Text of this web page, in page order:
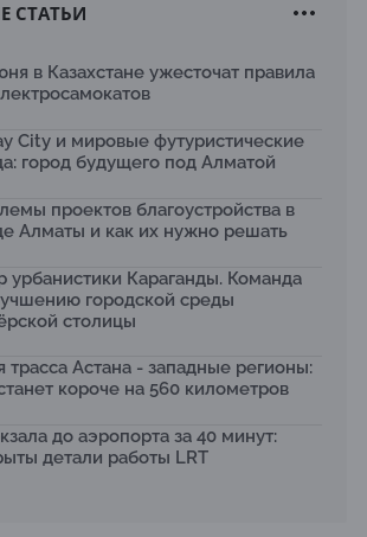
кодекс: что изменилось для
Астане
заявки до 31 июля
в «Целинном»
подарили вторую жизнь
в Нуре благоустроили шесть
СТАТЬИ
в Казахстане ужесточат правила
City и мировые футуристические
город будущего под Алматой
проектов благоустройства в
Алматы и как их нужно решать
урбанистики Караганды. Команда
городской среды
столицы
трасса Астана - западные регионы:
короче на 560 километров
до аэропорта за 40 минут:
детали работы LRT